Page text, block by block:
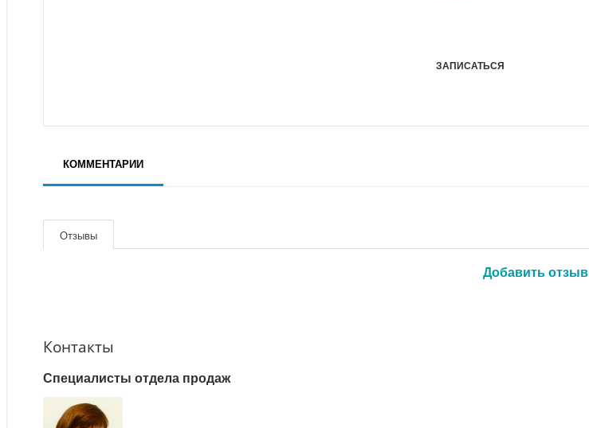
ЗАПИСАТЬСЯ
КОММЕНТАРИИ
Отзывы
Добавить отзыв
Контакты
Специалисты отдела продаж